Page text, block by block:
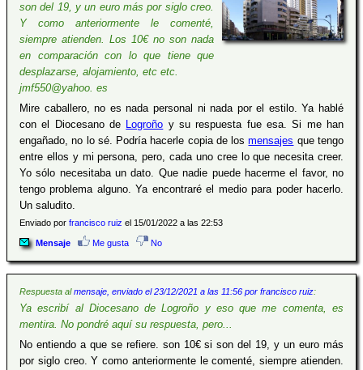
son del 19, y un euro más por siglo creo.
Y como anteriormente le comenté,
siempre atienden. Los 10€ no son nada
en comparación con lo que tiene que
desplazarse, alojamiento, etc etc.
jmf550@yahoo. es
Mire caballero, no es nada personal ni nada por el estilo. Ya hablé
con el Diocesano de Logroño y su respuesta fue esa. Si me han
engañado, no lo sé. Podría hacerle copia de losmensajes que tengo
entre ellos y mi persona, pero, cada uno cree lo que necesita creer.
Yo sólo necesitaba un dato. Que nadie puede hacerme el favor, no
tengo problema alguno. Ya encontraré el medio para poder hacerlo.
Un saludito.
Enviado por francisco ruiz el 15/01/2022 a las 22:53
Mensaje Me gusta No
Respuesta almensaje, enviado el 23/12/2021 a las 11:56 por francisco ruiz:
Ya escribí al Diocesano de Logroño y eso que me comenta, es
mentira. No pondré aquí su respuesta, pero...
No entiendo a que se refiere. son 10€ si son del 19, y un euro más
por siglo creo. Y como anteriormente le comenté, siempre atienden.